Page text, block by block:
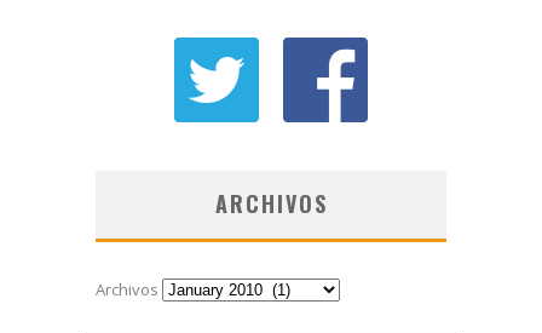
ARCHIVOS
Archivos